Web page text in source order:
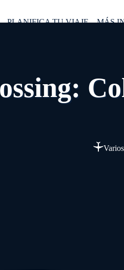
PLANIFICA TU VIAJE MÁS
Varios